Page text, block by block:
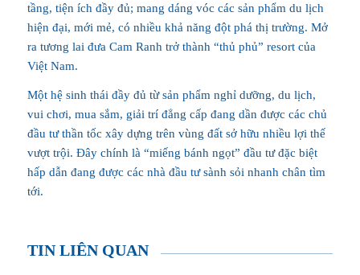
tầng, tiện ích đầy đủ; mang dáng vóc các sản phẩm du lịch
hiện đại, mới mẻ, có nhiều khả năng đột phá thị trường. Mở
ra tương lai đưa Cam Ranh trở thành “thủ phủ” resort của
Việt Nam.
Một hệ sinh thái đầy đủ từ sản phẩm nghỉ dưỡng, du lịch,
vui chơi, mua sắm, giải trí đẳng cấp đang dần được các chủ
đầu tư thần tốc xây dựng trên vùng đất sở hữu nhiều lợi thế
vượt trội. Đây chính là “miếng bánh ngọt” đầu tư đặc biệt
hấp dẫn đang được các nhà đầu tư sành sỏi nhanh chân tìm
tới.
TIN LIÊN QUAN